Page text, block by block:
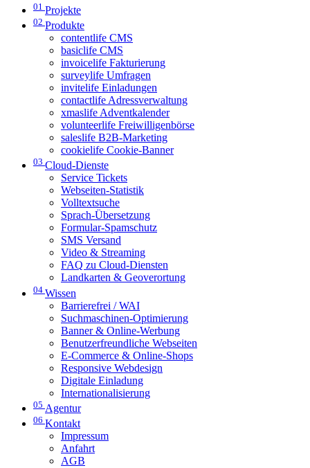
01 Projekte
02 Produkte
contentlife CMS
basiclife CMS
invoicelife Fakturierung
surveylife Umfragen
invitelife Einladungen
contactlife Adressverwaltung
xmaslife Adventkalender
volunteerlife Freiwilligenbörse
saleslife B2B-Marketing
cookielife Cookie-Banner
03 Cloud-Dienste
Service Tickets
Webseiten-Statistik
Volltextsuche
Sprach-Übersetzung
Formular-Spamschutz
SMS Versand
Video & Streaming
FAQ zu Cloud-Diensten
Landkarten & Geoverortung
04 Wissen
Barrierefrei / WAI
Suchmaschinen-Optimierung
Banner & Online-Werbung
Benutzerfreundliche Webseiten
E-Commerce & Online-Shops
Responsive Webdesign
Digitale Einladung
Internationalisierung
05 Agentur
06 Kontakt
Impressum
Anfahrt
AGB